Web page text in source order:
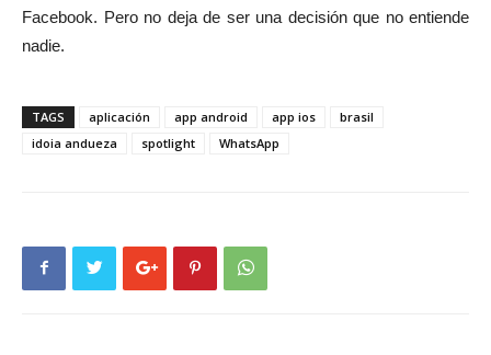
Facebook. Pero no deja de ser una decisión que no entiende
nadie.
TAGS aplicación app android app ios
brasil
idoia andueza
spotlight WhatsApp